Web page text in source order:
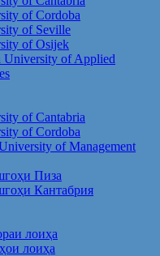
of Cordoba
of Seville
of Osijek
University of Applied
of Cantabria
of Cordoba
of Management
Пиза
Кантабрия
лоиҳа
лоиҳа